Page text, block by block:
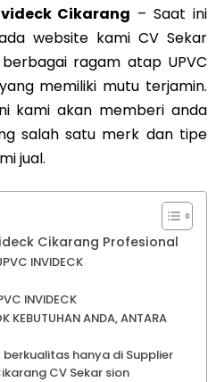
Cikarang – Saat ini
website kami CV Sekar
ragam atap UPVC
memiliki mutu terjamin.
kami akan memberi anda
salah satu merk dan tipe
jual.
Cikarang Profesional
INVIDECK
INVIDECK
KEBUTUHAN ANDA, ANTARA
hanya di Supplier
CV Sekar sion